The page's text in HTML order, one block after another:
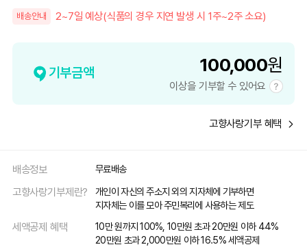
배송안내 2~7일 예상(식품의 경우 지연 발생 시 1주~2주 소요)
기부금액 100,000원
이상을 기부할 수 있어요
고향사랑기부 혜택
배송정보 무료배송
고향사랑기부제란?
개인이 자신의 주소지 외의 지자체에 기부하면
지자체는 이를 모아 주민복리에 사용하는 제도
세액공제 혜택
10만 원까지 100%, 10만원 초과 20만원 이하 44%
20만원 초과 2,000만원 이하 16.5% 세액공제